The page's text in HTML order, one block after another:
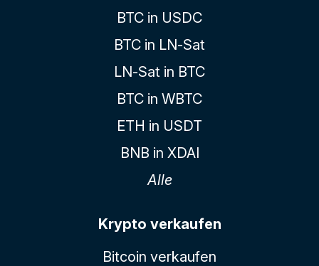
BTC in USDC
BTC in LN-Sat
LN-Sat in BTC
BTC in WBTC
ETH in USDT
BNB in XDAI
Alle
Krypto verkaufen
Bitcoin verkaufen